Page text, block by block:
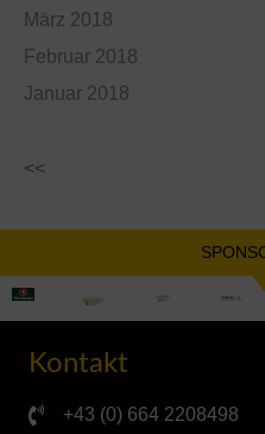
März 2018
Februar 2018
Januar 2018
<<
Kontakt
+43 (0) 664 2208498